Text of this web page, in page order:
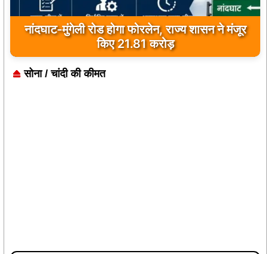
पूजा-पाठ के बाद वृद्ध ने मंदिर परिसर में दी जान, फांसी के
फंदे पर मिला शव
सोना / चांदी की कीमत